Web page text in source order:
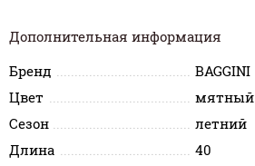
Дополнительная информация
Бренд
BAGGINI
Цвет
мятный
Сезон
летний
Длина
40